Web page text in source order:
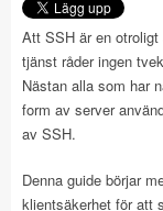
Att SSH är en otroligt
tjänst råder ingen
Nästan alla som har
form av server
av SSH.
Denna guide börjar
klientsäkerhet för att